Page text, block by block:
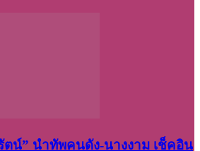
ตน์” นำทัพคนดัง-นางงาม เช็คอิน